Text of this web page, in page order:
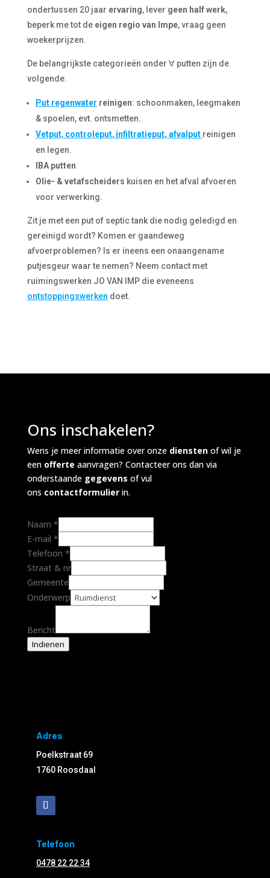
ondertussen 20 jaar ervaring, lever geen half werk,
beperk me tot de eigen regio van Impe, vraag geen
woekerprijzen.
De belangrijkste categorieën onder ∀ putten zijn de
volgende.
Put regenwater reinigen: schoonmaken, leegmaken
& spoelen, evt. ontsmetten.
Vetput, controleput, infiltratieput, afvalput reinigen
en legen.
IBA putten
Olie- & vetafscheiders kuisen en het afval afvoeren
voor verwerking.
Zit je met een put of septic tank die nodig geledigd en
gereinigd wordt? Komen er gaandeweg
afvoerproblemen? Is er ineens een onaangename
putjesgeur waar te nemen? Neem contact met
ruimingswerken JO VAN IMP die eveneens
ontstoppingswerken doet.
Ons inschakelen?
Wens je meer informatie over onze diensten of wil je
een offerte aanvragen? Contacteer ons dan via
onderstaande gegevens of vul
ons contactformulier in.
Naam *
E-mail *
Telefoon *
Straat & nr
Gemeente
Onderwerp
Bericht
Indienen
Adres
Poelkstraat 69
1760 Roosdaal
Telefoon
0478 22 22 34